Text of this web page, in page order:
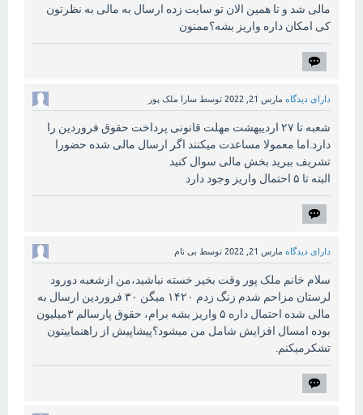
مالی شد و تا همین الان تو سایت زده ارسال به مالی به نظرتون
کی امکان داره واریز بشه؟ممنون
دارای دیدگاه مارس 21, 2022 توسط سارا ملک پور
شعبه تا ۲۷ اردیبهشت مهلت قانونی پرداخت حقوق فروردین را
دارد.اما معمولا مساعدت میکنند اگر ارسال مالی شده حضورا
تشریف ببرید بخش مالی سوال کنید
البته تا ۵ احتمال واریز وجود دارد
دارای دیدگاه مارس 21, 2022 توسط بی نام
سلام خانم ملک پور وقت بخیر خسته نباشید،من ازشعبه دورود
لرستان مزاحم شدم زنگ زدم ۱۴۲۰ میگن ۳۰ فروردین ارسال به
مالی شده احتمال داره ۵ واریز بشه برام، حقوق پارسالم ۳میلیون
بوده امسال افزایش شامل من میشود؟پیشاپیش از راهنماییتون
تشکرمیکنم.